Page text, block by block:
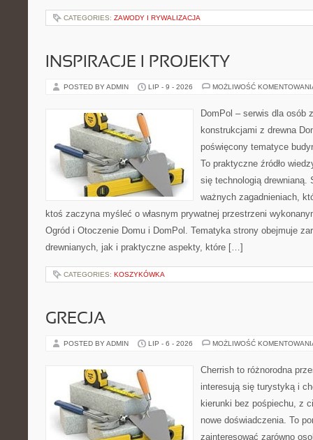
CATEGORIES: ZAWODY I RYWALIZACJA
INSPIRACJE I PROJEKTY
POSTED BY ADMIN LIP - 9 - 2026 MOŻLIWOŚĆ
DomPol – serwis dla osób
konstrukcjami z drewna
poświęcony tematyce
To praktyczne źródło
się technologią drewnianą.
ważnych zagadnieniach,
ktoś zaczyna myśleć o własnym prywatnej przestrzeni
Ogród i Otoczenie Domu i DomPol. Tematyka strony obejmuje
drewnianych, jak i praktyczne aspekty, które […]
CATEGORIES: KOSZYKÓWKA
GRECJA
POSTED BY ADMIN LIP - 6 - 2026 MOŻLIWOŚĆ
Cherrish to różnorodna
interesują się turystyką i
kierunki bez pośpiechu, z
nowe doświadczenia. To
zainteresować zarówno